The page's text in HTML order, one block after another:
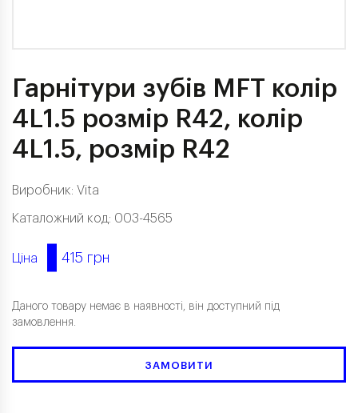
Гарнітури зубів MFT колір
4L1.5 розмір R42, колір
4L1.5, розмір R42
Виробник: Vita
Каталожний код: 003-4565
Ціна 415 грн
Даного товару немає в наявності, він доступний під
замовлення.
ЗАМОВИТИ